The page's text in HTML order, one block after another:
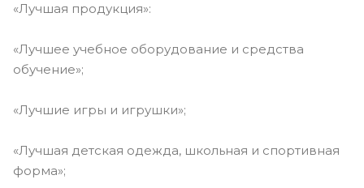
«Лучшая продукция»:
«Лучшее учебное оборудование и средства
обучение»;
«Лучшие игры и игрушки»;
«Лучшая детская одежда, школьная и спортивная
форма»;